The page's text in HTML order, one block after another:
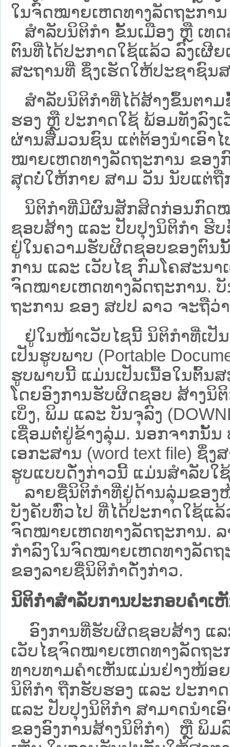
ໃນຈົດໝາຍເຫດທາງລັດຖະການ
ສຳລັບນິ​ຕິ​ກຳ ຂັ້ນເມືອງ ຫຼື ເທ
ຕົນທີ່ໄດ້ປະກາດໃຊ້ແລ້ວ ລົງ​ເຜີ
ສະຖານທີ່ ຊຶ່ງເຮັດໃຫ້ປະຊາຊົນສ
ສໍາລັບນິຕິກໍາທີ່ໄດ້ສ້າງຂຶ້ນຕາ
ຮອງ ຫຼື ປະກາດໃຊ້ ພ້ອມທັງລົງ
ຜ່ານສື່ມວນຊົນ ແຕ່ຕ້ອງນໍາເອົາ
ໝາຍ​ເຫດ​ທາງ​ລັດ​ຖະ​ການ​ ຂອ
ສຸດບໍ່ໃຫ້ກາຍ ສາມ ວັນ ນັບແຕ່ຖື
ນິ​ຕິ​ກຳ​ທີ່​ມີ​ຜົນ​ສັກ​ສິດ​ກ່ອນ​ກົດ​ໝ
ຊອບ​ສ້າງ ແລະ ປັບ​ປຸງນິ​ຕິ​ກຳ ຮີ
ຢູ່ໃນຄວາມຮັບຜິດຊອບຂອງຕົນ
ການ ແລະ ເວັບໄຊ​ ກົມໂຄສະນ
ຈົດໝາຍເຫດທາງລັດຖະການ.
ຖະ​ການ ຂອງ ສປ​ປ ລາວ ​ຈະຖື​
ຢູ່ໃນໜ້າ​ເວັບ​ໄຊ​ນີ້ ນິຕິກຳທີ່ເປັ
ເປັນຮູບພາບ (Portable
ຮູບພາບນີ້ ແມ່ນເປັນເນື້ອໃນຕົ້ນ
ໂດຍອົງການຮັບຜິດຊອບ ສ້າງນິ
ເບິ່ງ, ພິມ ແລະ ບັນຈຸລົງ
ເຊື່ອມຕໍ່ຢູ່ຂ້າງລຸ່ມ. ນອກຈາກນັ້ນ
ເອກະສານ (word text file) ຊຶ່
ຮູບແບບດັ່ງກ່າວນີ້ ແມ່ນສຳລັບໃ
ລາຍຊື່ນິຕິກຳທີ່ຢູ່ດ້ານລຸ່ມຂອງ
ບັງຄັບທົ່ວໄປ ທີ່ໄດ້ປະກາດໃຊ້ແ
ຈົດໝາຍເຫດທາງລັດຖະການ.
ກຳລົງໃນຈົດໝາຍເຫດທາງລັດ
ຂອງລາຍຊື່ນິຕິກໍາດັ່ງກ່າວ.
ນິຕິກຳສຳລັບການປະກອບຄຳເ
ອົງການທີ່ຮັບຜິດຊອບສ້າງ ແລ
ເວັບ​ໄຊຈົດໝາຍເຫດທາງລັດຖະ
ທາບທາມຄໍາເຫັນແມ່ນຢ່າງໜ້ອ
ນິຕິກໍາ ຖືກຮັບຮອງ ແລະ ປະກາ
ແລະ ປັບປຸງນິຕິກໍາ ສາມາດນຳເ
ຂອງອົງການສ້າງນິຕິກຳ) ຫຼື ພິມ